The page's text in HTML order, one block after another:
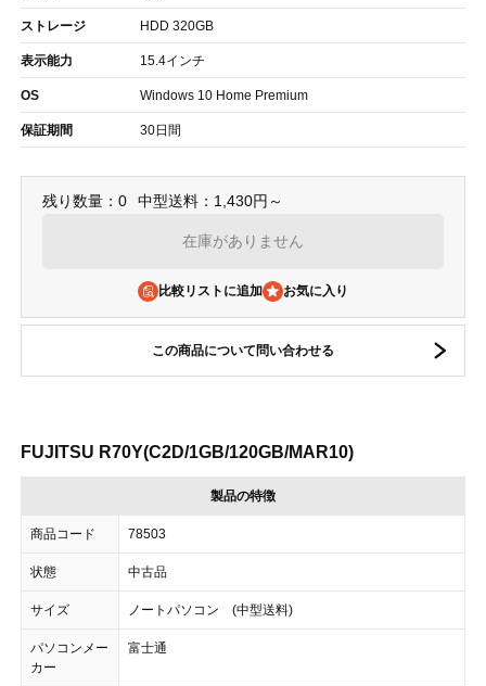
ストレージ HDD 320GB
表示能力 15.4インチ
OS Windows 10 Home Premium
保証期間 30日間
残り数量：0 中型送料：1,430円～
在庫がありません
比較リストに追加
この商品について問い合わせる
FUJITSU R70Y(C2D/1GB/120GB/MAR10)
製品の特徴
商品コード 78503
状態 中古品
サイズ ノートパソコン (中型送料)
パソコンメー
カー
富士通